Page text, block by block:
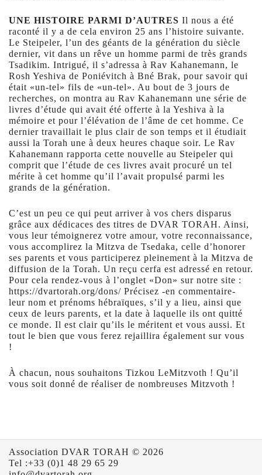
UNE HISTOIRE PARMI D’AUTRES Il nous a été
raconté il y a de cela environ 25 ans l’histoire suivante.
Le Steipeler, l’un des géants de la génération du siècle
dernier, vit dans un rêve un homme parmi de très grands
Tsadikim. Intrigué, il s’adressa à Rav Kahanemann, le
Rosh Yeshiva de Poniévitch à Bné Brak, pour savoir qui
était «un-tel» fils de «un-tel». Au bout de 3 jours de
recherches, on montra au Rav Kahanemann une série de
livres d’étude qui avait été offerte à la Yeshiva à la
mémoire et pour l’élévation de l’âme de cet homme. Ce
dernier travaillait le plus clair de son temps et il étudiait
aussi la Torah une à deux heures chaque soir. Le Rav
Kahanemann rapporta cette nouvelle au Steipeler qui
comprit que l’étude de ces livres avait procuré un tel
mérite à cet homme qu’il l’avait propulsé parmi les
grands de la génération.
C’est un peu ce qui peut arriver à vos chers disparus
grâce aux dédicaces des titres de DVAR TORAH. Ainsi,
vous leur témoignerez votre amour, votre reconnaissance,
vous accomplirez la Mitzva de Tsedaka, celle d’honorer
ses parents et vous participerez pleinement à la Mitzva de
diffusion de la Torah. Un reçu cerfa est adressé en retour.
Pour cela rendez-vous à l’onglet «Don» sur notre site :
https://dvartorah.org/dons/ Précisez -en commentaire-
leur nom et prénoms hébraïques, s’il y a lieu, ainsi que
ceux de leurs parents, et la date à laquelle ils ont quitté
ce monde. Il est clair qu’ils le méritent et vous aussi. Et
tout le bien que vous ferez rejaillira également sur vous
!
À chacun, nous souhaitons Tizkou LeMitzvoth ! Qu’il
vous soit donné de réaliser de nombreuses Mitzvoth !
Association DVAR TORAH © 2026
Tel :+33 (0)1 48 29 65 29